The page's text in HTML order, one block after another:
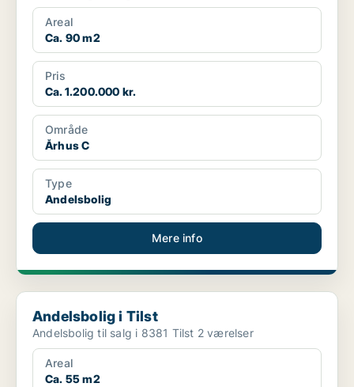
Areal
Ca. 90 m2
Pris
Ca. 1.200.000 kr.
Område
Århus C
Type
Andelsbolig
Mere info
Andelsbolig i Tilst
Andelsbolig i Tilst
Andelsbolig til salg i 8381 Tilst 2 værelser
Areal
Ca. 55 m2